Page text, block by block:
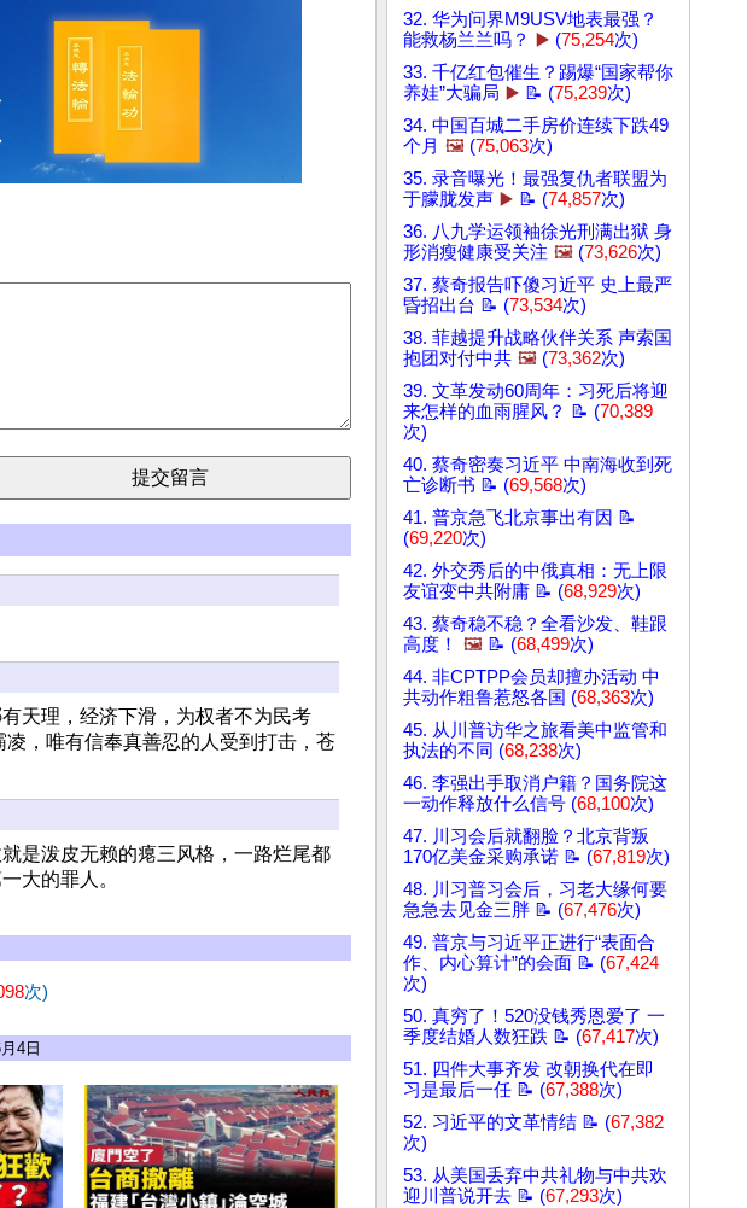
天理，经济下滑，为权者不为民考
，唯有信奉真善忍的人受到打击，苍
是泼皮无赖的瘪三风格，一路烂尾都
大的罪人。
次)
4日
32. 华为问界M9USV地表最强？
能救杨兰兰吗？
▶️ (75,254次)
33. 千亿红包催生？踢爆“国家帮你
养娃”大骗局 ▶️ 📝 (75,239次)
34. 中国百城二手房价连续下跌49
个月 🖼️ (75,063次)
35. 录音曝光！最强复仇者联盟为
于朦胧发声 ▶️ 📝 (74,857次)
36. 八九学运领袖徐光刑满出狱 身
形消瘦健康受关注 🖼️ (73,626次)
37. 蔡奇报告吓傻习近平 史上最严
昏招出台 📝 (73,534次)
38. 菲越提升战略伙伴关系 声索国
抱团对付中共 🖼️ (73,362次)
39. 文革发动60周年：习死后将迎
来怎样的血雨腥风？ 📝 (70,389
次)
40. 蔡奇密奏习近平 中南海收到死
亡诊断书 📝 (69,568次)
41. 普京急飞北京事出有因 📝
(69,220次)
42. 外交秀后的中俄真相：无上限
友谊变中共附庸 📝 (68,929次)
43. 蔡奇稳不稳？全看沙发、鞋跟
高度！
🖼️ 📝 (68,499次)
44. 非CPTPP会员却擅办活动 中
共动作粗鲁惹怒各国 (68,363次)
45. 从川普访华之旅看美中监管和
执法的不同 (68,238次)
46. 李强出手取消户籍？国务院这
一动作释放什么信号 (68,100次)
47. 川习会后就翻脸？北京背叛
170亿美金采购承诺 📝 (67,819次)
48. 川习普习会后，习老大缘何要
急急去见金三胖 📝 (67,476次)
49. 普京与习近平正进行“表面合
作、内心算计”的会面 📝 (67,424
次)
50. 真穷了！520没钱秀恩爱了 一
季度结婚人数狂跌 📝 (67,417次)
51. 四件大事齐发 改朝换代在即
习是最后一任 📝 (67,388次)
52. 习近平的文革情结 📝 (67,382
次)
53. 从美国丢弃中共礼物与中共欢
迎川普说开去 📝 (67,293次)